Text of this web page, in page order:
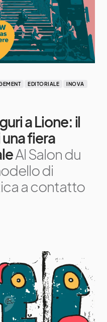
EDITORIALE
INOVA
a Lione: il
fiera
Al Salon du
di
a contatto